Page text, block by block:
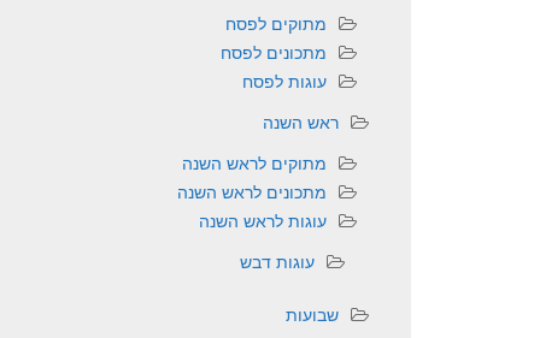
מתוקים לפסח
מתכונים לפסח
עוגות לפסח
ראש השנה
מתוקים לראש השנה
מתכונים לראש השנה
עוגות לראש השנה
עוגות דבש
שבועות